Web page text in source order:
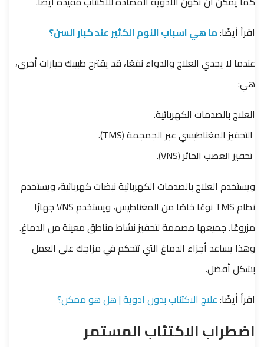
اقرأ أيضًا:ما هي اسباب النوم الكثير عند كبار السن؟
عندما لا يجدي العلاج والدواء نفعًا، قد يقترح طبيبك خيارات أخرى،
هي:
العلاج بالصدمات الكهربائية.
التحفيز المغناطيسي عبر الجمجمة (TMS).
تحفيز العصب الحائر (VNS).
ويستخدم العلاج بالصدمات الكهربائية نبضات كهربائية، ويستخدم
نظام TMS نوعًا خاصًا من المغناطيس، ويستخدم VNS جهازًا
مزروعًا. جميعها مصممة لتحفيز نشاط مناطق معينة من الدماغ.
وهذا يساعد أجزاء الدماغ التي تتحكم في مزاجك على العمل
بشكل أفضل.
اقرأ أيضًا:علاج الاكتئاب بدون ادوية | هل هو ممكن؟
اضطراب الاكتئاب المستمر